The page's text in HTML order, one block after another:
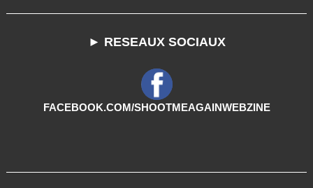
► RESEAUX SOCIAUX
FACEBOOK.COM/SHOOTMEAGAINWEBZINE